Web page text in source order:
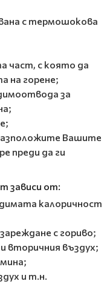
с термошокова
част, с която да
на горене;
за
Вашите
преди да ги
зависи от:
калоричност
с гориво;
вторичния въздух;
и т.н.